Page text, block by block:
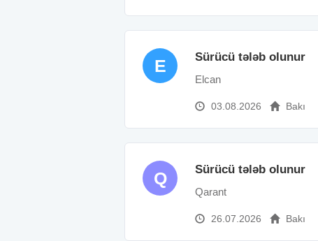
E Sürücü tələb olunur
Elcan
03.08.2026 Bakı
Q Sürücü tələb olunur
Qarant
26.07.2026 Bakı